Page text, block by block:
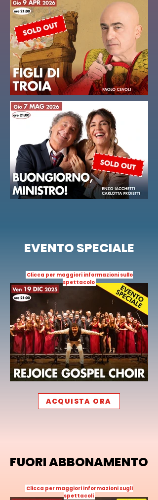
EVENTO SPECIALE
Clicca per maggiori informazioni sullo
spettacolo
ACQUISTA ORA
FUORI ABBONAMENTO
Clicca per maggiori informazioni sugli
spettacoli